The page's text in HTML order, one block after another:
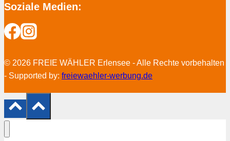
Soziale Medien:
© 2026 FREIE WÄHLER Erlensee - Alle Rechte vorbehalten
- Supported by: freiewaehler-werbung.de